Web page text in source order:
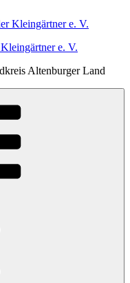
e. V.
Altenburger Land